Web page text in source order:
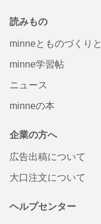
読みもの
minneとものづくりと
minne学習帖
ニュース
minneの本
企業の方へ
広告出稿について
大口注文について
ヘルプセンター